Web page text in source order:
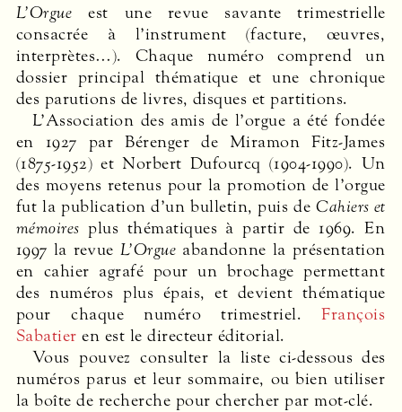
L’Orgue est une revue savante trimestrielle
consacrée à l’instrument (facture, œuvres,
interprètes…). Chaque numéro comprend un
dossier principal thématique et une chronique
des parutions de livres, disques et partitions.
L’Association des amis de l’orgue a été fondée
en 1927 par Bérenger de Miramon Fitz-James
(1875-1952) et Norbert Dufourcq (1904-1990). Un
des moyens retenus pour la promotion de l’orgue
fut la publication d’un bulletin, puis deCahiers et
mémoires plus thématiques à partir de 1969. En
1997 la revue L’Orgue abandonne la présentation
en cahier agrafé pour un brochage permettant
des numéros plus épais, et devient thématique
pour chaque numéro trimestriel.François
Sabatier en est le directeur éditorial.
Vous pouvez consulter la liste ci-dessous des
numéros parus et leur sommaire, ou bien utiliser
la boîte de recherche pour chercher par mot-clé.